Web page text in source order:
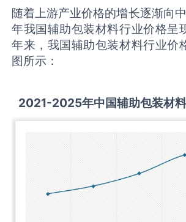
随着上游产业价格的增长逐渐向
年我国辅助包装材料行业价格呈
年来，我国辅助包装材料行业价
图所示：
2021-2025年中国辅助包装材料